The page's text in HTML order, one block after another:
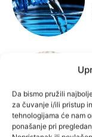
Da bismo pružili
za čuvanje i/ili pristup
tehnologijama će nam
ponašanje pri